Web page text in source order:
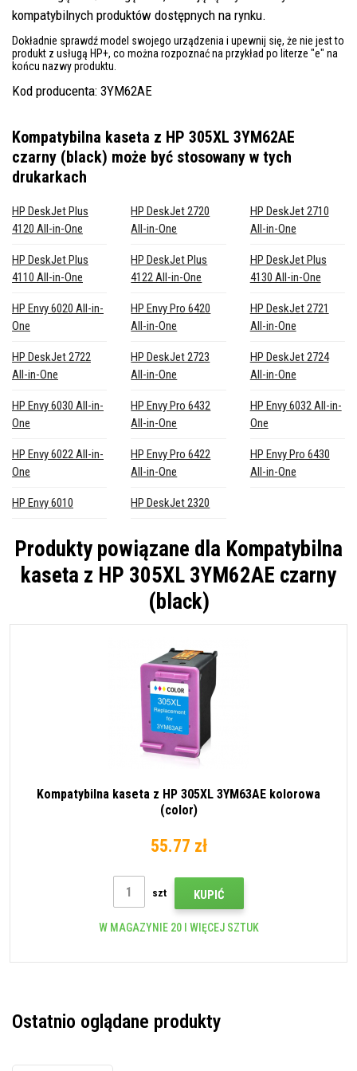
kompatybilnych produktów dostępnych na rynku.
Dokładnie sprawdź model swojego urządzenia i upewnij się, że nie jest to
produkt z usługą HP+, co można rozpoznać na przykład po literze "e" na
końcu nazwy produktu.
Kod producenta: 3YM62AE
Kompatybilna kaseta z HP 305XL 3YM62AE
czarny (black) może być stosowany w tych
drukarkach
HP DeskJet Plus
4120 All-in-One
HP DeskJet 2720
All-in-One
HP DeskJet 2710
All-in-One
HP DeskJet Plus
4110 All-in-One
HP DeskJet Plus
4122 All-in-One
HP DeskJet Plus
4130 All-in-One
HP Envy 6020 All-in-
One
HP Envy Pro 6420
All-in-One
HP DeskJet 2721
All-in-One
HP DeskJet 2722
All-in-One
HP DeskJet 2723
All-in-One
HP DeskJet 2724
All-in-One
HP Envy 6030 All-in-
One
HP Envy Pro 6432
All-in-One
HP Envy 6032 All-in-
One
HP Envy 6022 All-in-
One
HP Envy Pro 6422
All-in-One
HP Envy Pro 6430
All-in-One
HP Envy 6010 HP DeskJet 2320
Produkty powiązane dla Kompatybilna
kaseta z HP 305XL 3YM62AE czarny
(black)
Kompatybilna kaseta z HP 305XL 3YM63AE kolorowa
(color)
55.77 zł
szt KUPIĆ
W MAGAZYNIE 20 I WIĘCEJ SZTUK
Ostatnio oglądane produkty